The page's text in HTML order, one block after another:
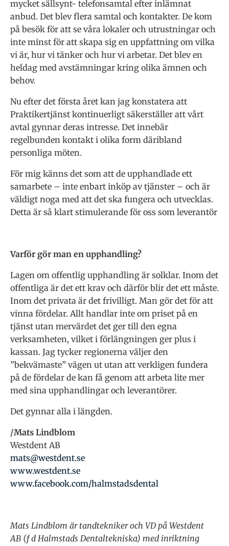
mycket sällsynt- telefonsamtal efter inlämnat
anbud. Det blev flera samtal och kontakter. De kom
på besök för att se våra lokaler och utrustningar och
inte minst för att skapa sig en uppfattning om vilka
vi är, hur vi tänker och hur vi arbetar. Det blev en
heldag med avstämningar kring olika ämnen och
behov.
Nu efter det första året kan jag konstatera att
Praktikertjänst kontinuerligt säkerställer att vårt
avtal gynnar deras intresse. Det innebär
regelbunden kontakt i olika form däribland
personliga möten.
För mig känns det som att de upphandlade ett
samarbete – inte enbart inköp av tjänster – och är
väldigt noga med att det ska fungera och utvecklas.
Detta är så klart stimulerande för oss som leverantör
Varför gör man en upphandling?
Lagen om offentlig upphandling är solklar. Inom det
offentliga är det ett krav och därför blir det ett måste.
Inom det privata är det frivilligt. Man gör det för att
vinna fördelar. Allt handlar inte om priset på en
tjänst utan mervärdet det ger till den egna
verksamheten, vilket i förlängningen ger plus i
kassan. Jag tycker regionerna väljer den
”bekvämaste” vägen ut utan att verkligen fundera
på de fördelar de kan få genom att arbeta lite mer
med sina upphandlingar och leverantörer.
Det gynnar alla i längden.
/Mats Lindblom
Westdent AB
mats@westdent.se
www.westdent.se
www.facebook.com/halmstadsdental
Mats Lindblom är tandtekniker och VD på Westdent
AB (f d Halmstads Dentaltekniska) med inriktning